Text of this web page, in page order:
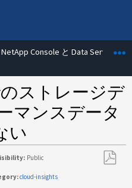
開/折りたたむ
NetApp Console と Data Services
のストレージデ
マンスデータ
い
Public
cloud-insights